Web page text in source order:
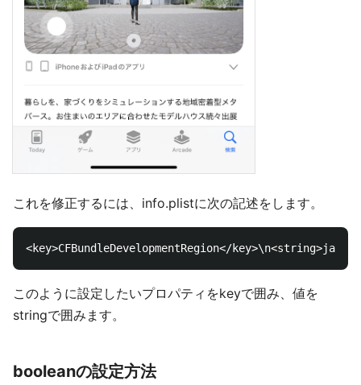
これを修正するには、info.plistに次の記述をします。
このように設定したいプロパティをkeyで囲み、値を
stringで囲みます。
booleanの設定方法